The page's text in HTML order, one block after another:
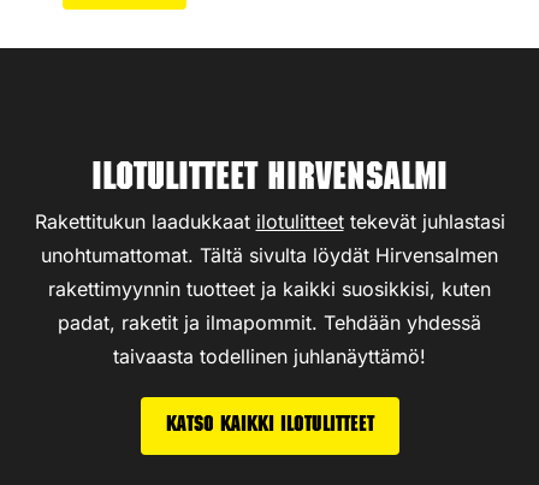
Ilotulitteet Hirvensalmi
Rakettitukun laadukkaat ilotulitteettekevät juhlastasi
unohtumattomat. Tältä sivulta löydät Hirvensalmen
rakettimyynnin tuotteet ja kaikki suosikkisi, kuten
padat, raketit ja ilmapommit. Tehdään yhdessä
taivaasta todellinen juhlanäyttämö!
Katso kaikki ilotulitteet